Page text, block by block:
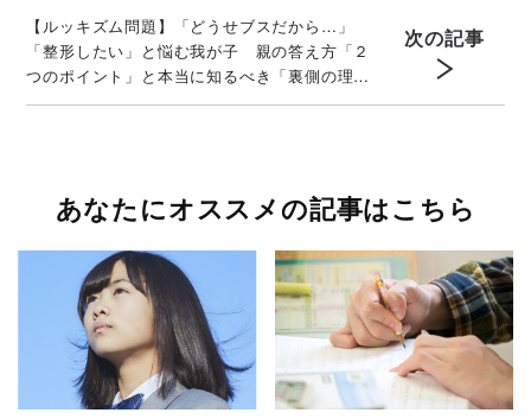
【ルッキズム問題】「どうせブスだから…」
「整形したい」と悩む我が子 親の答え方「２
つのポイント」と本当に知るべき「裏側の理
由」
次の記事
あなたにオススメの記事はこちら